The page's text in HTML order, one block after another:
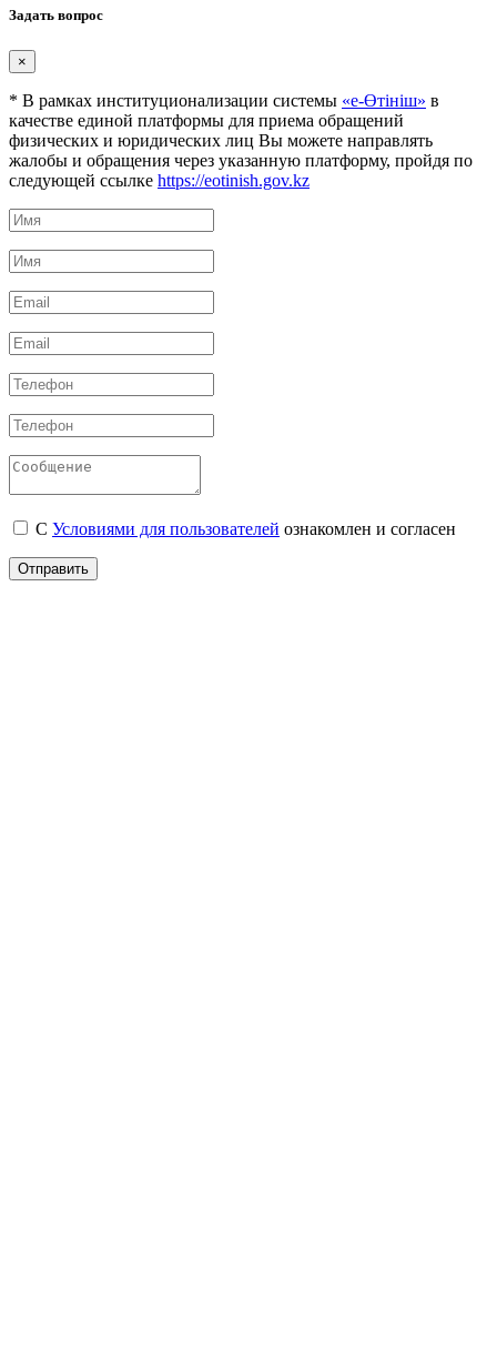
Задать вопрос
×
* В рамках институционализации системы «е-Өтініш» в
качестве единой платформы для приема обращений
физических и юридических лиц Вы можете направлять
жалобы и обращения через указанную платформу, пройдя по
следующей ссылке https://eotinish.gov.kz
С Условиями для пользователей ознакомлен и согласен
Отправить